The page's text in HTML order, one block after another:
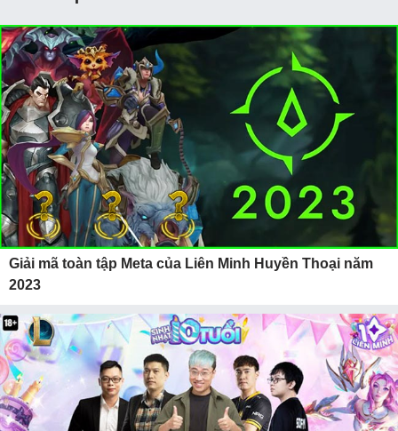
Giải mã toàn tập Meta của Liên Minh Huyền Thoại năm
2023